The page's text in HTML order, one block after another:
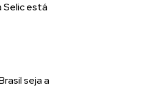
Selic está
seja a